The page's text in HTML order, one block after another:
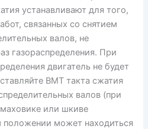
устанавливают для того,
связанных со снятием
валов, не
газораспределения. При
двигатель не будет
ВМТ такта сжатия
валов (при
или шкиве
положении может находиться